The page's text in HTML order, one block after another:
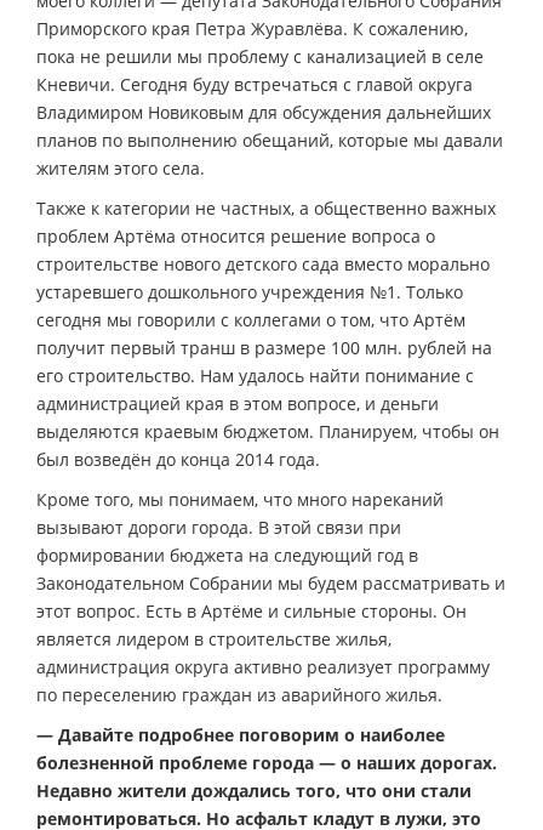
Приморского края Петра Журавлёва. К сожалению,
пока не решили мы проблему с канализацией в селе
Кневичи. Сегодня буду встречаться с главой округа
Владимиром Новиковым для обсуждения дальнейших
планов по выполнению обещаний, которые мы давали
жителям этого села.
Также к категории не частных, а общественно важных
проблем Артёма относится решение вопроса о
строительстве нового детского сада вместо морально
устаревшего дошкольного учреждения №1. Только
сегодня мы говорили с коллегами о том, что Артём
получит первый транш в размере 100 млн. рублей на
его строительство. Нам удалось найти понимание с
администрацией края в этом вопросе, и деньги
выделяются краевым бюджетом. Планируем, чтобы он
был возведён до конца 2014 года.
Кроме того, мы понимаем, что много нареканий
вызывают дороги города. В этой связи при
формировании бюджета на следующий год в
Законодательном Собрании мы будем рассматривать и
этот вопрос. Есть в Артёме и сильные стороны. Он
является лидером в строительстве жилья,
администрация округа активно реализует программу
по переселению граждан из аварийного жилья.
— Давайте подробнее поговорим о наиболее
болезненной проблеме города — о наших дорогах.
Недавно жители дождались того, что они стали
ремонтироваться. Но асфальт кладут в лужи, это